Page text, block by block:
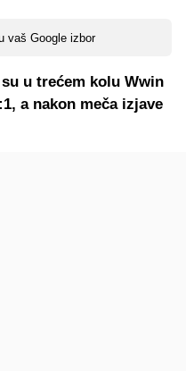
vaš Google izbor
u trećem kolu Wwin
a nakon meča izjave